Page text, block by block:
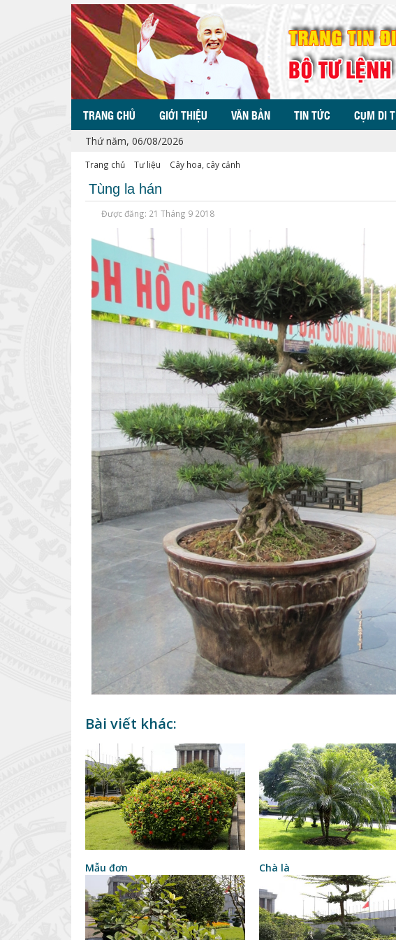
TRANG CHỦ GIỚI THIỆU VĂN BẢN TIN TỨC CỤM DI
Thứ năm, 06/08/2026
Trang chủ Tư liệu Cây hoa, cây cảnh
Tùng la hán
Được đăng: 21 Tháng 9 2018
Bài viết khác:
Mẫu đơn Chà là